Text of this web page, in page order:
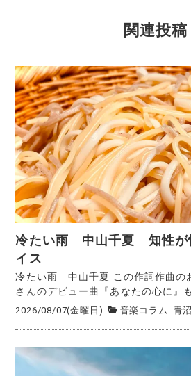
関連投稿
冷たい雨 中山千夏 知性が
イス
冷たい雨 中山千夏 この作詞作曲の
さんのデビュー曲『あなたの心に』
2026/08/07(金曜日) 音楽コラム 青